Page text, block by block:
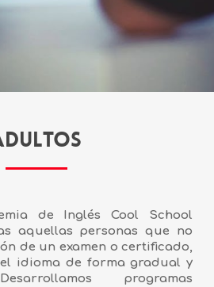
de Inglés Cool School
aquellas personas que no
de un examen o certificado,
idioma de forma gradual y
programas